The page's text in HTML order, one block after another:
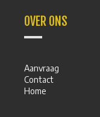
OVER ONS
Aanvraag
Contact
Home